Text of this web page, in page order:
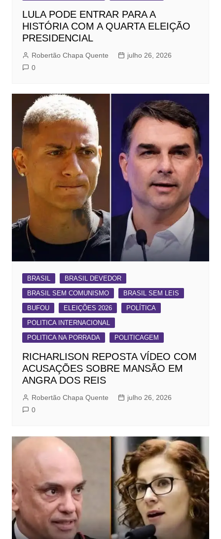
LULA PODE ENTRAR PARA A
HISTÓRIA COM A QUARTA ELEIÇÃO
PRESIDENCIAL
Robertão Chapa Quente
julho 26, 2026
0
BRASIL
BRASIL DEVEDOR
BRASIL SEM COMUNISMO
BRASIL SEM LEIS
BUFOU
ELEIÇÕES 2026
POLÍTICA
POLITICA INTERNACIONAL
POLITICA NA PORRADA
POLITICAGEM
RICHARLISON REPOSTA VÍDEO COM
ACUSAÇÕES SOBRE MANSÃO EM
ANGRA DOS REIS
Robertão Chapa Quente
julho 26, 2026
0